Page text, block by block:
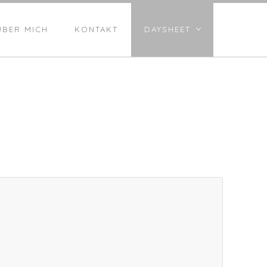
MICH KONTAKT DAYSHEET